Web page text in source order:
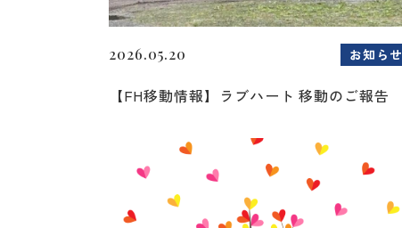
2026.05.20 お知らせ
【FH移動情報】ラブハート 移動のご報告